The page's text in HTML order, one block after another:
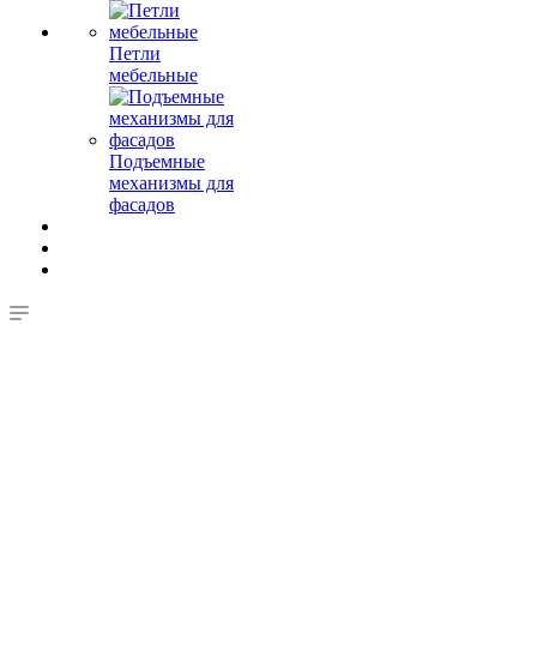
Петли
мебельные
Подъемные
механизмы для
фасадов